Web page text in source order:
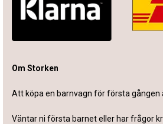
Om Storken
Att köpa en barnvagn för första gången
Väntar ni första barnet eller har frågor